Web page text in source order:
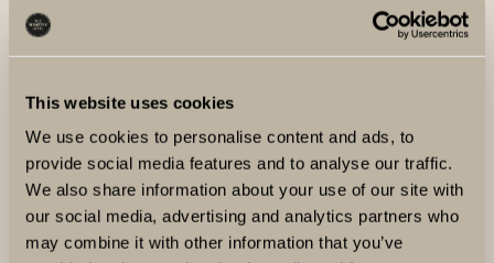
This website uses cookies
We use cookies to personalise content and ads, to
provide social media features and to analyse our traffic.
We also share information about your use of our site with
our social media, advertising and analytics partners who
may combine it with other information that you’ve